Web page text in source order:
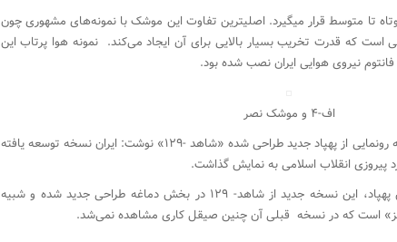
موشک نصر در زمره سلاح‎هایی با برد کوتاه تا متوسط قرار می‎گیرد. اصلی‎ترین تفاوت این موشک با نمونه‌های مشهوری چون
است که قدرت تخریب بسیار بالایی برای آن ایجاد می‌کند. نمونه هوا پرتاب این
اف-۴ و موشک نصر
این وبگاه انگلیسی همچنین با اشاره به رونمایی از پهپاد جدید طراحی شده «شاهد -۱۲۹» نوشت: ایران نسخه‌ توسعه یافته
با توجه به تصاویر منتشر شده از این پهپاد، این نسخه جدید از شاهد- ۱۲۹ در بخش دماغه طراحی جدید شده و شبیه